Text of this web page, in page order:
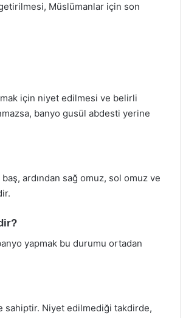
Müslümanlar için son
için niyet edilmesi ve belirli
banyo gusül abdesti yerine
ardından sağ omuz, sol omuz ve
yapmak bu durumu ortadan
sahiptir. Niyet edilmediği takdirde,